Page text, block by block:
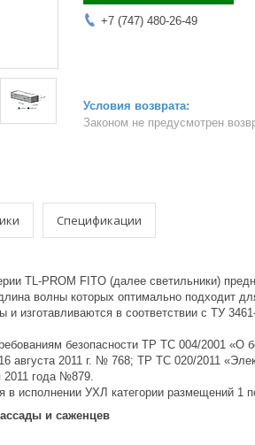
+7 (747) 480-26-49
Законом не предусмотрен
Спецификации
TL-PROM FITO (далее светильники)
волны которых оптимально подходит
и изготавливаются в соответствии с ТУ
безопасности ТР ТС 004/2001 «О
августа 2011 г. № 768; ТР ТС 020/2011
2011 года №879.
в исполнении УХЛ категории размещений 1
и саженцев